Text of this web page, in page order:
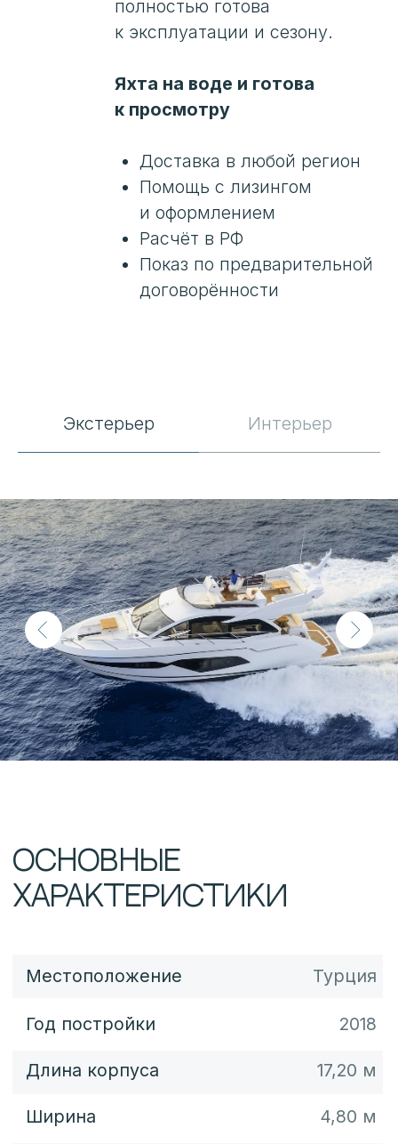
Экстерьер Интерьер
Местоположение
Длина корпуса
Турция
17,20 м
Ширина 4,80 м
Осадка
Запас топлива
около 1,27 м
около 2 200 л
Запас воды
около 600 л
Водоизмещение
Количество кают
Спальных мест
около 27 т
3+1
Мощность
Макс. Скорость до 31 узла